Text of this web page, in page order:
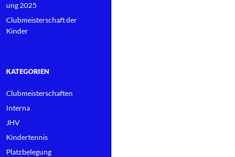
ung 2025
Clubmeisterschaft der
Kinder
KATEGORIEN
Clubmeisterschaften
Interna
JHV
Kindertennis
Platzbelegung